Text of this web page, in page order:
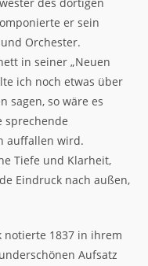
er sein
Orchester.
in seiner „Neuen
ich noch etwas über
sagen, so wäre es
sprechende
auffallen wird.
Tiefe und Klarheit,
Eindruck nach außen,
notierte 1837 in ihrem
Aufsatz